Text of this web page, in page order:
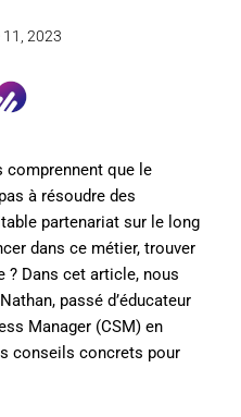
2023
comprennent que le
à résoudre des
partenariat sur le long
dans ce métier, trouver
? Dans cet article, nous
passé d’éducateur
Manager (CSM) en
conseils concrets pour